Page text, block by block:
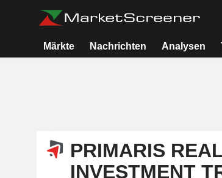
Märkte Nachrichten Analysen
PRIMARIS
INVESTMENT